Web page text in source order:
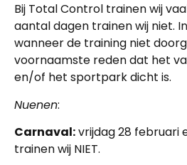
Bij Total Control trainen wij
aantal dagen trainen wij niet.
wanneer de training niet
voornaamste reden dat het
en/of het sportpark dicht is.
Nuenen:
Carnaval:vrijdag 28 februari
trainen wij NIET.